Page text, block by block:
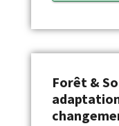
Forêt &